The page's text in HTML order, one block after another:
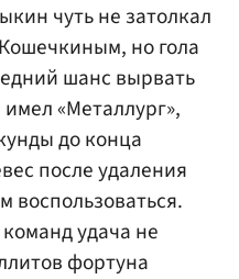
чуть не затолкал
но гола
шанс вырвать
«Металлург»,
до конца
после удаления
воспользоваться.
удача не
фортуна